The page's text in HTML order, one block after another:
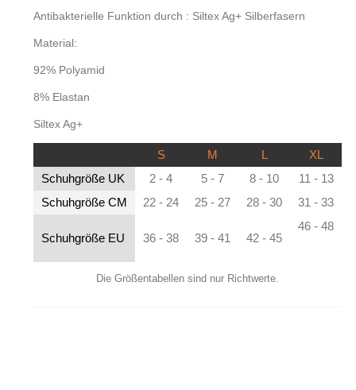
Antibakterielle Funktion durch : Siltex Ag+ Silberfasern
Material:
92% Polyamid
8% Elastan
Siltex Ag+
S M L XL
Die Größentabellen sind nur Richtwerte.
Schuhgröße UK 2 - 4 5 - 7 8 - 10
11 - 13
Schuhgröße CM
22 - 24 25 - 27 28 - 30 31 - 33
Schuhgröße EU 36 - 38 39 - 41 42 - 45
46 - 48